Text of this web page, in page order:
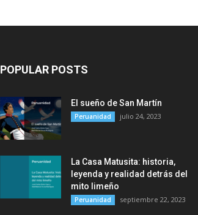
POPULAR POSTS
El sueño de San Martín
Peruanidad julio 24, 2023
La Casa Matusita: historia,
leyenda y realidad detrás del
mito limeño
Peruanidad septiembre 22, 2023